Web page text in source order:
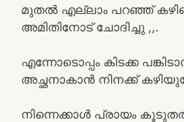
മുതൽ എല്ലാം പറഞ്ഞ്
അമിതിനോട് ചോദിച്ചു ,,.
എന്നോടൊപ്പം കിടക്ക
അച്ഛനാകാൻ നിനക്ക്
നിന്നെക്കാൾ പ്രായം